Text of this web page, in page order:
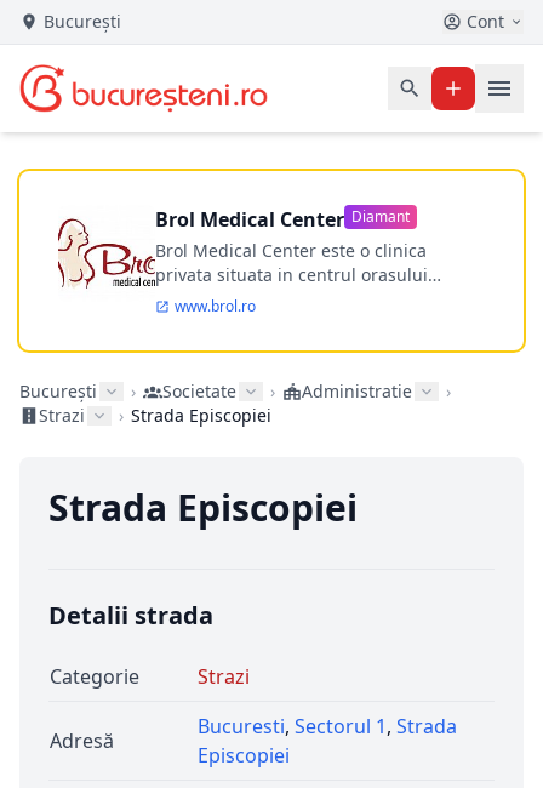
București Cont
Brol Medical Center Diamant
Brol Medical Center este o clinica
privata situata in centrul orasului
Timisoara avand o experienta de
Incepand din anul 2009 clinica isi
ultramodern.
www.brol.ro
București › Societate › Administratie
›
Strazi
› Strada Episcopiei
Strada Episcopiei
Detalii strada
Categorie Strazi
Adresă
Bucuresti, Sectorul 1, Strada
Episcopiei